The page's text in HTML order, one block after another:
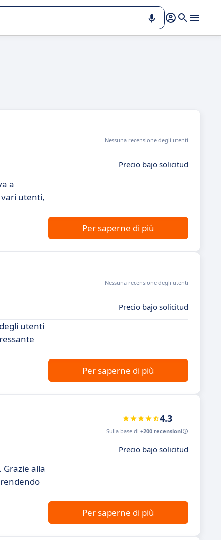
Nessuna recensione degli utenti
Precio bajo solicitud
a
vari utenti,
Per saperne di più
Nessuna recensione degli utenti
Precio bajo solicitud
utenti
Per saperne di più
4.3
Sulla base di +200 recensioni
Precio bajo solicitud
alla
Per saperne di più